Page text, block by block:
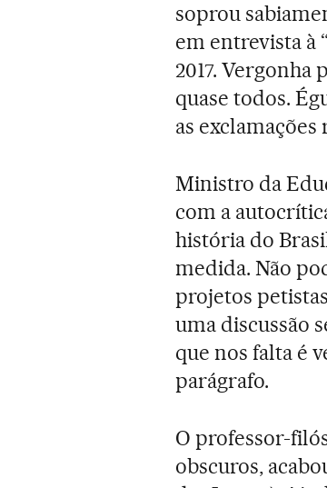
soprou
em entrevista à
2017. Vergonha
quase todos.
as
Ministro da
com a
história do
medida. Não
projetos
uma discussão
que nos falta é
parágrafo.
O professor-
obscuros,